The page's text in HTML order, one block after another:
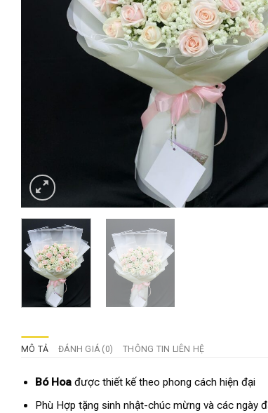
MÔ TẢ ĐÁNH GIÁ (0) THÔNG TIN LIÊN HỆ
Bó Hoa được thiết kế theo phong cách hiện đại
Phù Hợp tặng sinh nhật-chúc mừng và các ngày